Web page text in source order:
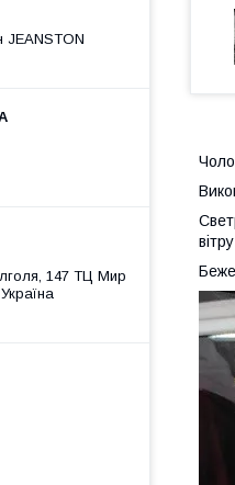
JEANSTON
147 ТЦ Мир